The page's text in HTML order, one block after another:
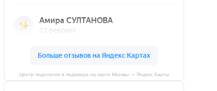
Центр подологии и педикюра на карте Москвы — Яндекс Карты